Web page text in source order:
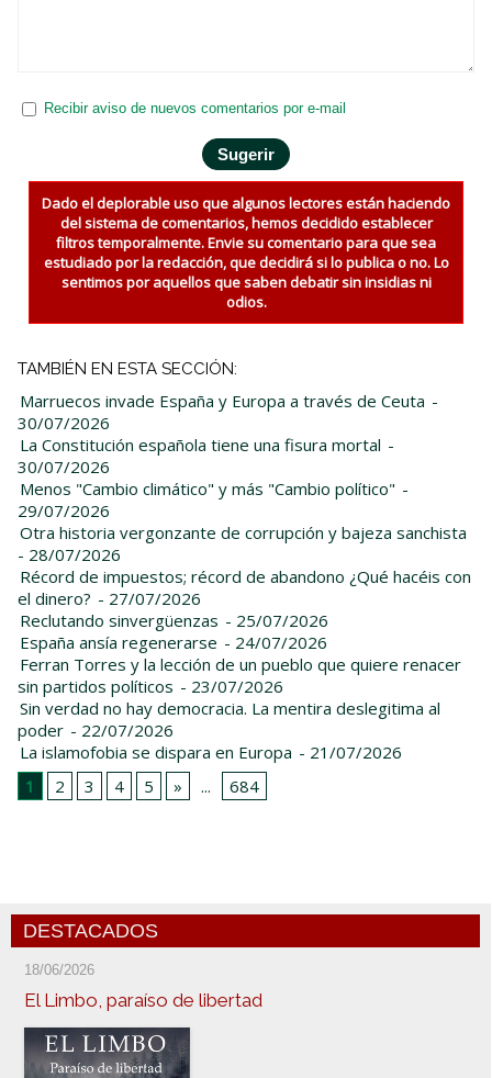
Recibir aviso de nuevos comentarios por e-mail
Dado el deplorable uso que algunos lectores están haciendo
del sistema de comentarios, hemos decidido establecer
filtros temporalmente. Envie su comentario para que sea
estudiado por la redacción, que decidirá si lo publica o no. Lo
sentimos por aquellos que saben debatir sin insidias ni
odios.
TAMBIÉN EN ESTA SECCIÓN:
Marruecos invade España y Europa a través de Ceuta -
30/07/2026
La Constitución española tiene una fisura mortal -
30/07/2026
Menos "Cambio climático" y más "Cambio político" -
29/07/2026
Otra historia vergonzante de corrupción y bajeza sanchista
- 28/07/2026
Récord de impuestos; récord de abandono ¿Qué hacéis con
el dinero? - 27/07/2026
Reclutando sinvergüenzas - 25/07/2026
España ansía regenerarse - 24/07/2026
Ferran Torres y la lección de un pueblo que quiere renacer
sin partidos políticos - 23/07/2026
Sin verdad no hay democracia. La mentira deslegitima al
poder - 22/07/2026
La islamofobia se dispara en Europa - 21/07/2026
1
2 3 4 5 » ... 684
DESTACADOS
18/06/2026
El Limbo, paraíso de libertad